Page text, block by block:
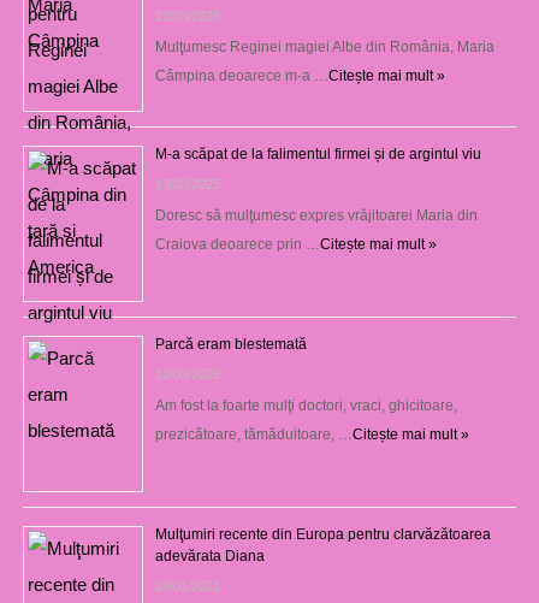
22/05/2025
Mulţumesc Reginei magiei Albe din România, Maria
Câmpina deoarece m-a … Citește mai mult »
M-a scăpat de la falimentul firmei și de argintul viu
13/03/2025
Doresc să mulţumesc expres vrăjitoarei Maria din
Craiova deoarece prin … Citește mai mult »
Parcă eram blestemată
12/03/2025
Am fost la foarte mulţi doctori, vraci, ghicitoare,
prezicătoare, tămăduitoare, … Citește mai mult »
Mulţumiri recente din Europa pentru clarvăzătoarea
adevărata Diana
29/01/2021